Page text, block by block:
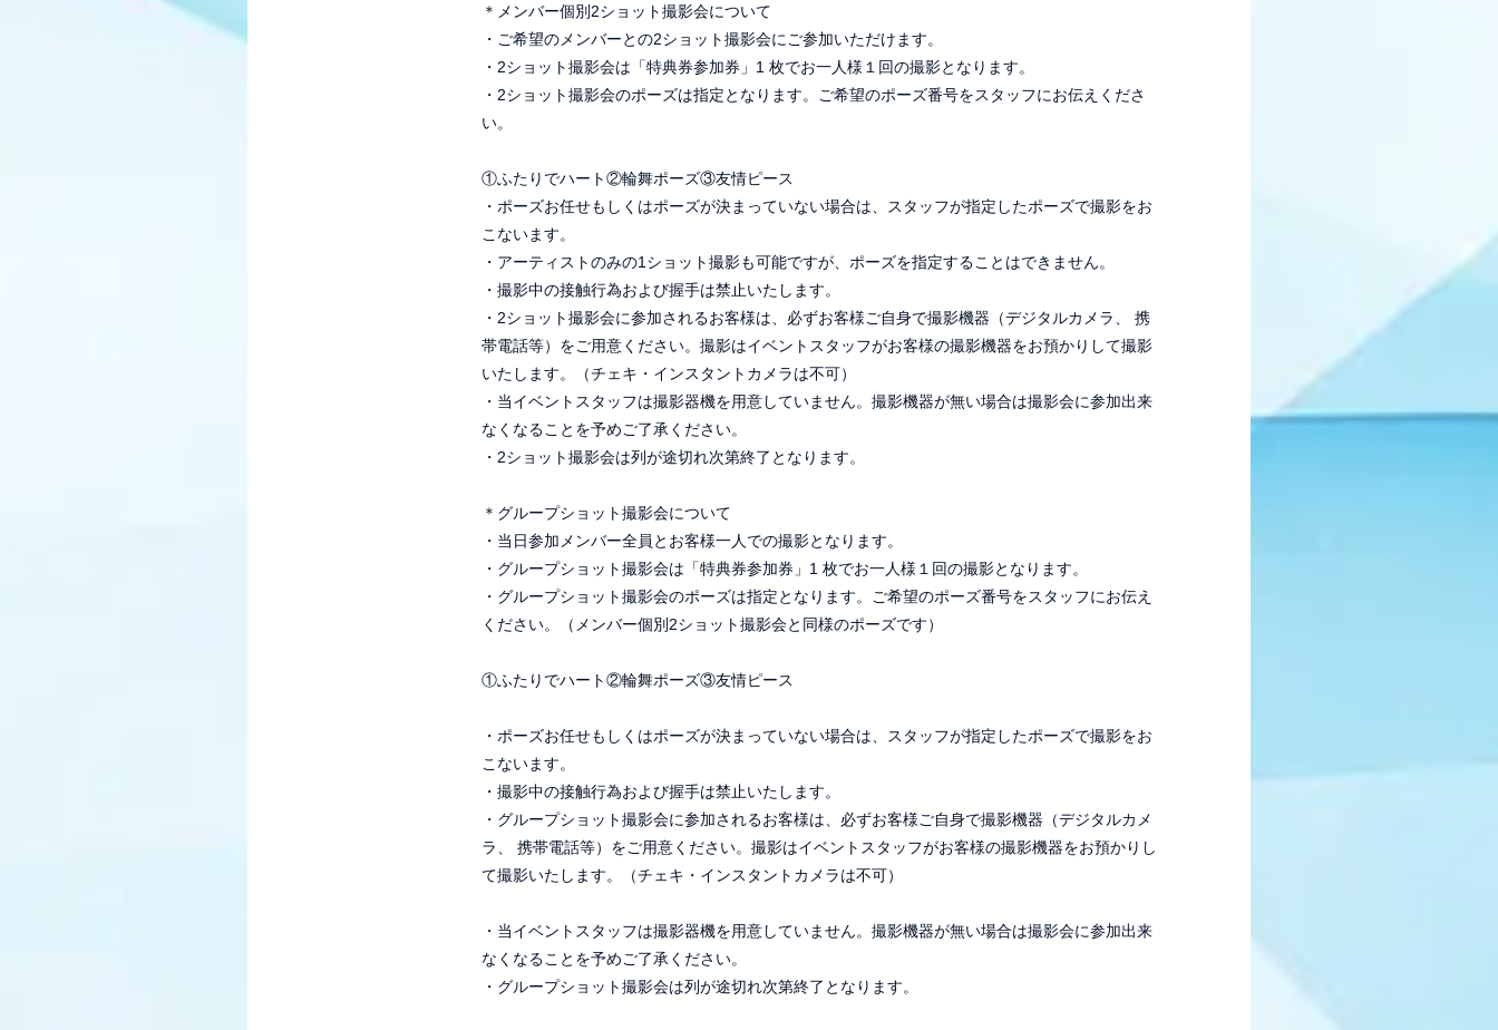
＊メンバー個別2ショット撮影会について
・ご希望のメンバーとの2ショット撮影会にご参加いただけます。
・2ショット撮影会は「特典券参加券」1 枚でお一人様１回の撮影となります。
・2ショット撮影会のポーズは指定となります。ご希望のポーズ番号をスタッフにお伝えくださ
い。
①ふたりでハート②輪舞ポーズ③友情ピース
・ポーズお任せもしくはポーズが決まっていない場合は、スタッフが指定したポーズで撮影をお
こないます。
・アーティストのみの1ショット撮影も可能ですが、ポーズを指定することはできません。
・撮影中の接触行為および握手は禁止いたします。
・2ショット撮影会に参加されるお客様は、必ずお客様ご自身で撮影機器（デジタルカメラ、 携
帯電話等）をご用意ください。撮影はイベントスタッフがお客様の撮影機器をお預かりして撮影
いたします。（チェキ・インスタントカメラは不可）
・当イベントスタッフは撮影器機を用意していません。撮影機器が無い場合は撮影会に参加出来
なくなることを予めご了承ください。
・2ショット撮影会は列が途切れ次第終了となります。
＊グループショット撮影会について
・当日参加メンバー全員とお客様一人での撮影となります。
・グループショット撮影会は「特典券参加券」1 枚でお一人様１回の撮影となります。
・グループショット撮影会のポーズは指定となります。ご希望のポーズ番号をスタッフにお伝え
ください。（メンバー個別2ショット撮影会と同様のポーズです）
①ふたりでハート②輪舞ポーズ③友情ピース
・ポーズお任せもしくはポーズが決まっていない場合は、スタッフが指定したポーズで撮影をお
こないます。
・撮影中の接触行為および握手は禁止いたします。
・グループショット撮影会に参加されるお客様は、必ずお客様ご自身で撮影機器（デジタルカメ
ラ、 携帯電話等）をご用意ください。撮影はイベントスタッフがお客様の撮影機器をお預かりし
て撮影いたします。（チェキ・インスタントカメラは不可）
・当イベントスタッフは撮影器機を用意していません。撮影機器が無い場合は撮影会に参加出来
なくなることを予めご了承ください。
・グループショット撮影会は列が途切れ次第終了となります。